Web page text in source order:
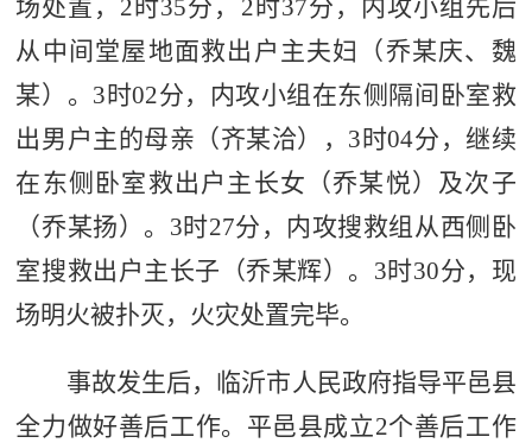
场处置， 2 时35分， 2 时37分，内攻小组先后
从中间堂屋地面救出户主夫妇（乔某庆、魏
某）。 3 时02分，内攻小组在东侧隔间卧室救
出男户主的母亲（齐某洽）， 3 时04分，继续
在东侧卧室救出户主长女（乔某悦）及次子
（乔某扬）。 3时27分，内攻搜救组从西侧卧
室搜救出户主长子（乔某辉）。 3时30分，现
场明火被扑灭，火灾处置完毕。
事故发生后，临沂市人民政府指导平邑县
全力做好善后工作。平邑县成立2个善后工作